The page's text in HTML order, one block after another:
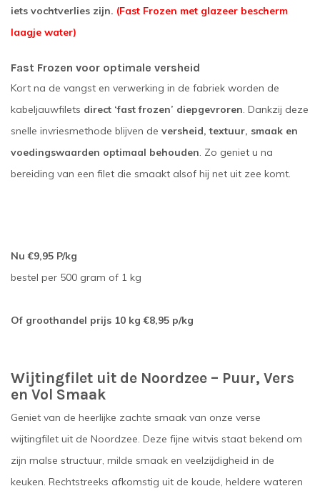
iets vochtverlies zijn. (Fast Frozen met glazeer bescherm
laagje water)
Fast Frozen voor optimale versheid
Kort na de vangst en verwerking in de fabriek worden de
kabeljauwfilets direct ‘fast frozen’ diepgevroren. Dankzij deze
snelle invriesmethode blijven de versheid, textuur, smaak en
voedingswaarden optimaal behouden. Zo geniet u na
bereiding van een filet die smaakt alsof hij net uit zee komt.
Nu €9,95 P/kg
bestel per 500 gram of 1 kg
Of groothandel prijs 10 kg €8,95 p/kg
Wijtingfilet uit de Noordzee – Puur, Vers
en Vol Smaak
Geniet van de heerlijke zachte smaak van onze verse
wijtingfilet uit de Noordzee. Deze fijne witvis staat bekend om
zijn malse structuur, milde smaak en veelzijdigheid in de
keuken. Rechtstreeks afkomstig uit de koude, heldere wateren